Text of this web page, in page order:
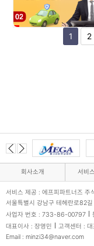
1 2
회사소개 서비
서비스 제공 : 에프피파트너즈 주
서울특별시 강남구 테헤란로82
사업자 번호 : 733-86-00797
대표이사 : 장영민
고객센터 :
Email : minzi34@naver.com